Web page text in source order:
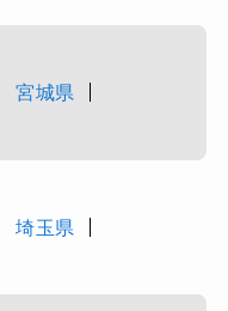
宮城県
埼玉県